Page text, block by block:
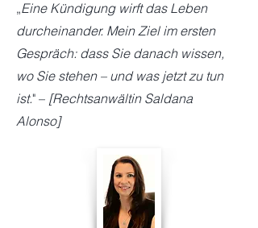
„Eine Kündigung wirft das Leben
durcheinander. Mein Ziel im ersten
Gespräch: dass Sie danach wissen,
wo Sie stehen – und was jetzt zu tun
ist." – [Rechtsanwältin Saldana
Alonso]